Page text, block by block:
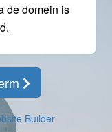
de domein is
Builder